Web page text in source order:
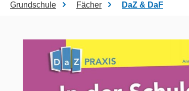
Grundschule Fächer DaZ & DaF
Bildergalerie überspringen